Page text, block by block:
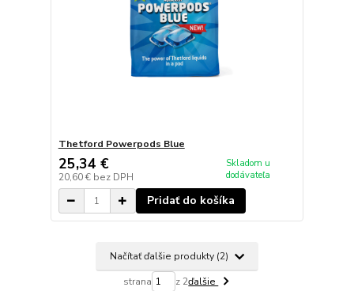
Thetford Powerpods Blue
25,34 €
20,60 € bez DPH
Skladom u
dodávateľa
Pridať do košíka
Načítať ďalšie produkty (2)
strana z 2ďalšie